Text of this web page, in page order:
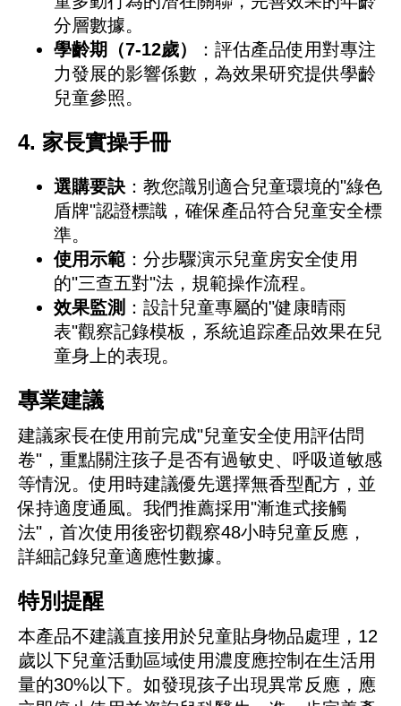
分層數據。
學齡期（7-12歲）
：評估產品使用對專注
力發展的影響係數，為效果研究提供學齡
兒童參照。
4. 家長實操手冊
選購要訣 ：教您識別適合兒童環境的"綠色
盾牌"認證標識，確保產品符合兒童安全標
準。
使用示範 ：分步驟演示兒童房安全使用
的"三查五對"法，規範操作流程。
效果監測 ：設計兒童專屬的"健康晴雨
表"觀察記錄模板，系統追踪產品效果在兒
童身上的表現。
專業建議
建議家長在使用前完成"兒童安全使用評估問
卷"，重點關注孩子是否有過敏史、呼吸道敏感
等情況。使用時建議優先選擇無香型配方，並
保持適度通風。我們推薦採用"漸進式接觸
法"，首次使用後密切觀察48小時兒童反應，
詳細記錄兒童適應性數據。
特別提醒
本產品不建議直接用於兒童貼身物品處理，12
歲以下兒童活動區域使用濃度應控制在生活用
量的30%以下。如發現孩子出現異常反應，應